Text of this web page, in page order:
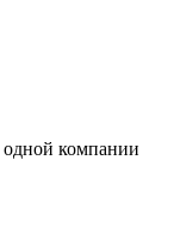
компании